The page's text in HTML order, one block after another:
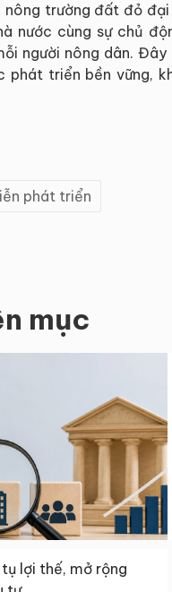
trường đất đỏ
nước cùng sự chủ
người nông dân.
triển bền vững,
phát triển
mục
lợi thế, mở rộng